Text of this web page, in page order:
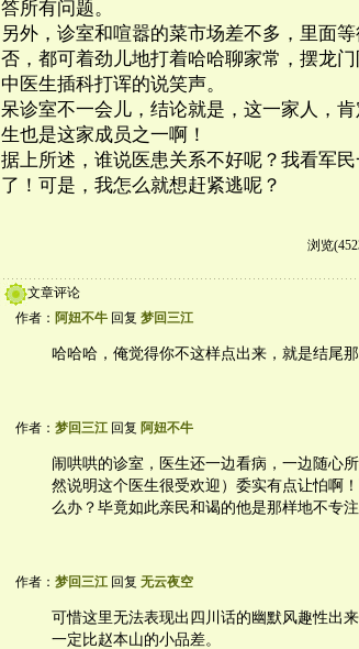
答所有问题。
另外，诊室和喧嚣的菜市场差不多，里面
否，都可着劲儿地打着哈哈聊家常，摆龙
中医生插科打诨的说笑声。
呆诊室不一会儿，结论就是，这一家人，
生也是这家成员之一啊！
据上所述，谁说医患关系不好呢？我看军
了！可是，我怎么就想赶紧逃呢？
浏览
文章评论
作者： 阿妞不牛回复 梦回三江
哈哈哈，俺觉得你不这样点出来，就是结尾
作者： 梦回三江回复 阿妞不牛
闹哄哄的诊室，医生还一边看病，一边随心
然说明这个医生很受欢迎）委实有点让怕啊
么办？毕竟如此亲民和谒的他是那样地不专注
作者： 梦回三江回复 无云夜空
可惜这里无法表现出四川话的幽默风趣性出
一定比赵本山的小品差。